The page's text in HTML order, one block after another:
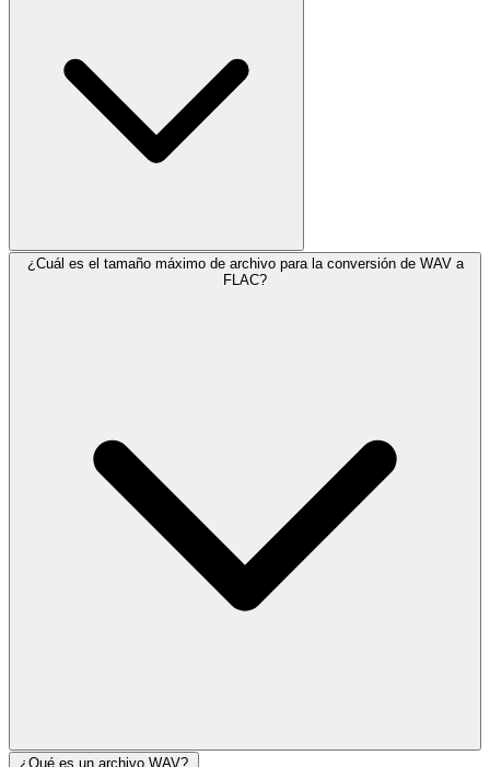
¿Cuál es el tamaño máximo de archivo para la conversión de WAV a
FLAC?
¿Qué es un archivo WAV?